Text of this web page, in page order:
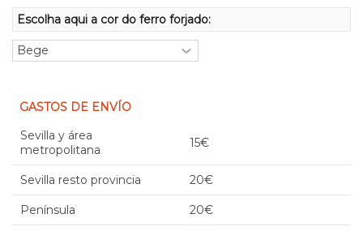
Escolha aqui a cor do ferro forjado:
GASTOS DE ENVÍO
Sevilla y área
metropolitana
15€
Sevilla resto provincia 20€
Península 20€